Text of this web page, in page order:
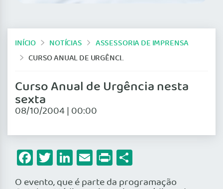
INÍCIO NOTÍCIAS
ASSESSORIA DE IMPRENSA
CURSO ANUAL DE URGÊNCIA NESTA SEXTA
Curso Anual de Urgência nesta
sexta
08/10/2004 | 00:00
Facebook
Twitter
LinkedIn
Email
Print
O evento, que é parte da programação